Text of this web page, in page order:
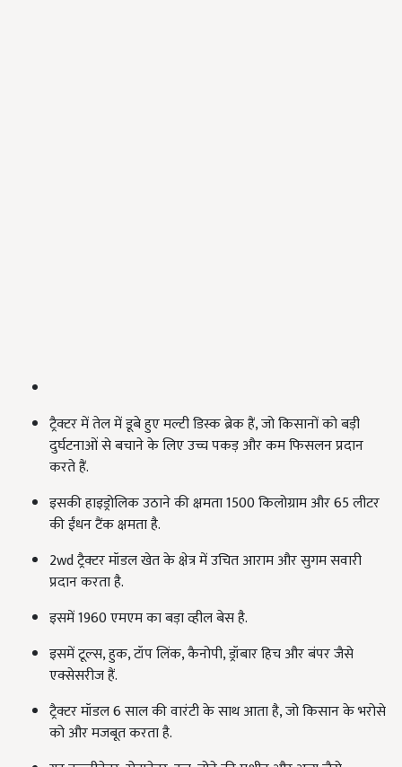
ट्रैक्टर में तेल में डूबे हुए मल्टी डिस्क ब्रेक हैं, जो किसानों को बड़ी
दुर्घटनाओं से बचाने के लिए उच्च पकड़ और कम फिसलन प्रदान
करते हैं.
इसकी हाइड्रोलिक उठाने की क्षमता 1500 किलोग्राम और 65 लीटर
की ईंधन टैंक क्षमता है.
2wd ट्रैक्टर मॉडल खेत के क्षेत्र में उचित आराम और सुगम सवारी
प्रदान करता है.
इसमें 1960 एमएम का बड़ा व्हील बेस है.
इसमें टूल्स, हुक, टॉप लिंक, कैनोपी, ड्रॉबार हिच और बंपर जैसे
एक्सेसरीज हैं.
ट्रैक्टर मॉडल 6 साल की वारंटी के साथ आता है, जो किसान के भरोसे
को और मजबूत करता है.